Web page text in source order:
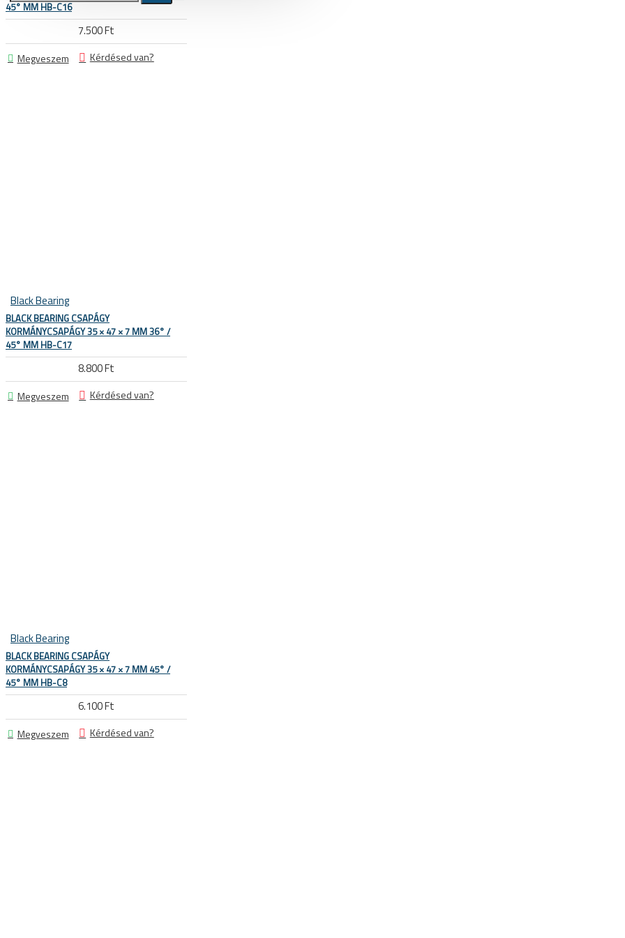
Kerékpár állvány, tárolás,
szerelő állvány, műhely és üzlet
berendezés
Sí és snowboard
Sí és snowboard sisakok
Sí és snowboard szemüvegek
CIPŐK
45° MM HB-C16
7.500 Ft
Megveszem Kérdésed van?
Black Bearing
BLACK BEARING CSAPÁGY
KORMÁNYCSAPÁGY 35 × 47 × 7 MM 36° /
45° MM HB-C17
8.800 Ft
Megveszem Kérdésed van?
Black Bearing
BLACK BEARING CSAPÁGY
KORMÁNYCSAPÁGY 35 × 47 × 7 MM 45° /
45° MM HB-C8
6.100 Ft
Megveszem Kérdésed van?